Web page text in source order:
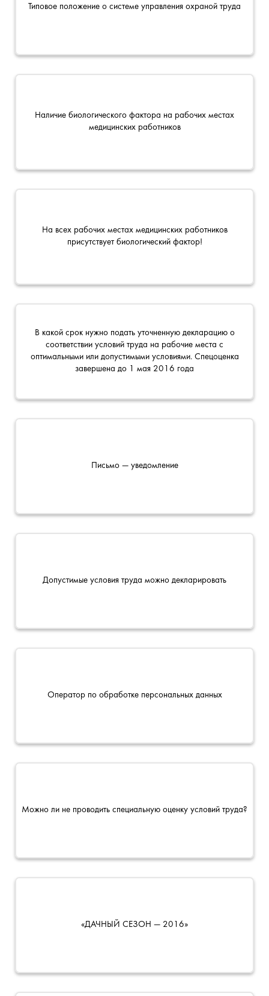
Типовое положение о системе управления охраной труда
Наличие биологического фактора на рабочих местах
медицинских работников
На всех рабочих местах медицинских работников
присутствует биологический фактор!
В какой срок нужно подать уточненную декларацию о
соответствии условий труда на рабочие места с
оптимальными или допустимыми условиями. Спецоценка
завершена до 1 мая 2016 года
Письмо — уведомление
Допустимые условия труда можно декларировать
Оператор по обработке персональных данных
Можно ли не проводить специальную оценку условий труда?
«ДАЧНЫЙ СЕЗОН — 2016»